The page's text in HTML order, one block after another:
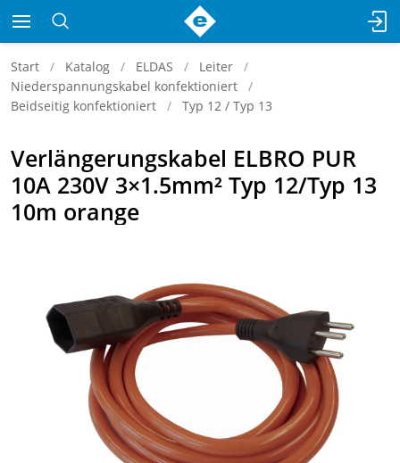
Start Katalog ELDAS
Leiter
Niederspannungskabel konfektioniert
Beidseitig konfektioniert
Typ 12 / Typ 13
Verlängerungskabel ELBRO PUR
10A 230V 3×1.5mm² Typ 12/Typ 13
10m orange